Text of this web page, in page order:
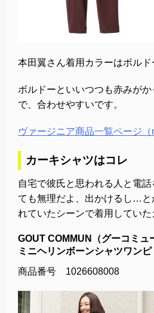
本田翼さん着用カラーはボルド
ボルドーといいつつも赤みが
で、合わせやすいです。
ヴァージニア商品一覧ページ（
カーキシャツはコレ
自宅で彼氏と思われる人と電
ても無理だよ、出かけるし…と
れていたシーンで着用していた
GOUT COMMUN（グーコミュ
ミニヘリンボーンシャツワンピ
商品番号 1026608008